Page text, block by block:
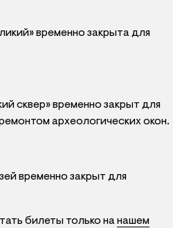
временно закрыта для
сквер» временно закрыт для
археологических окон.
временно закрыт для
билеты только нанашем